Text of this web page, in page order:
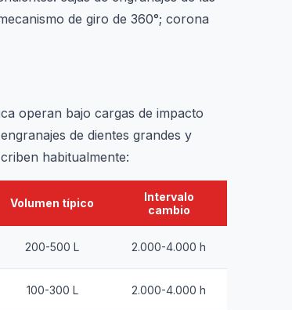
de giro de 360°; corona
operan bajo cargas de impacto
de dientes grandes y
habitualmente:
Volumen típico
Intervalo
cambio
200-500 L 2.000-4.000 h
100-300 L 2.000-4.000 h